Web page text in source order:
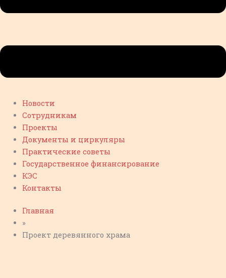
Новости
Сотрудникам
Проекты
Документы и циркуляры
Практические советы
Государственное финансирование
КЭС
Контакты
Главная
»
Проект деревянного храма